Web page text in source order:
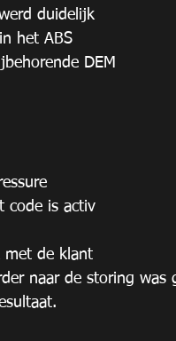
duidelijk
het ABS
DEM
code is activ
met de klant
naar de storing was